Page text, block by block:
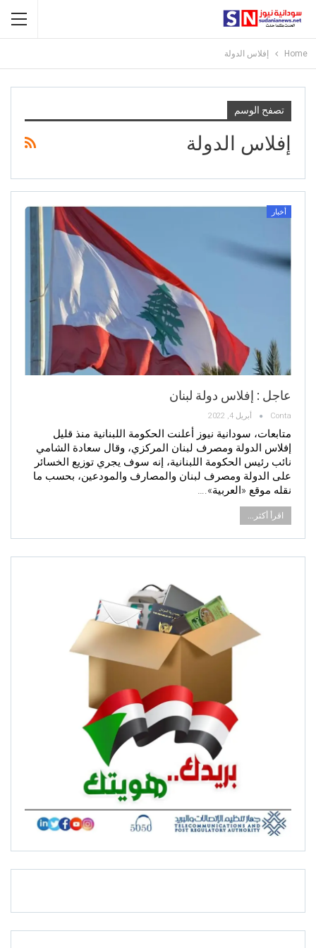
Home إفلاس الدولة
تصفح الوسم
إفلاس الدولة
أخبار
عاجل : إفلاس دولة لبنان
Conta أبريل 4, 2022
متابعات، سودانية نيوز أعلنت الحكومة اللبنانية منذ قليل
إفلاس الدولة ومصرف لبنان المركزي، وقال سعادة الشامي
نائب رئيس الحكومة اللبنانية، إنه سوف يجري توزيع الخسائر
على الدولة ومصرف لبنان والمصارف والمودعين، بحسب ما
نقله موقع «العربية».…
اقرأ أكثر...